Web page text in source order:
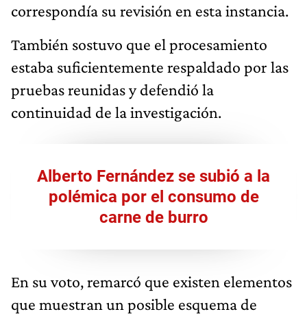
correspondía su revisión en esta instancia.
También sostuvo que el procesamiento
estaba suficientemente respaldado por las
pruebas reunidas y defendió la
continuidad de la investigación.
Alberto Fernández se subió a la
polémica por el consumo de
carne de burro
En su voto, remarcó que existen elementos
que muestran un posible esquema de